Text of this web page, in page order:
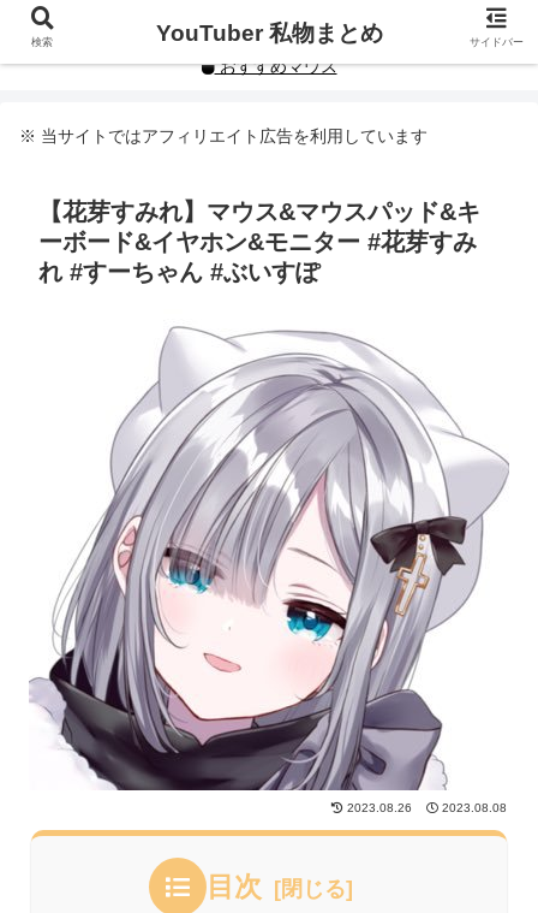
YouTuberや人気インフルエンサーの私物まとめです。
おすすめマウス
※ 当サイトではアフィリエイト広告を利用しています
【花芽すみれ】マウス&マウスパッド&キ
ーボード&イヤホン&モニター #花芽すみ
れ #すーちゃん #ぶいすぽ
2023.08.26 2023.08.08
目次
検索 YouTuber 私物まとめ サイドバー